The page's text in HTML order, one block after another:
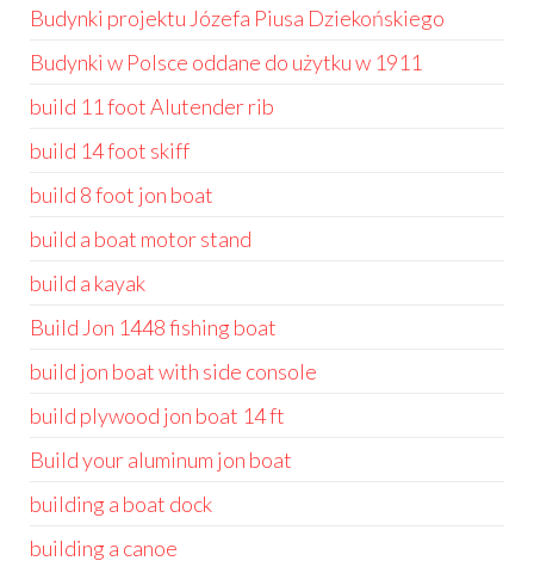
Budynki projektu Józefa Piusa Dziekońskiego
Budynki w Polsce oddane do użytku w 1911
build 11 foot Alutender rib
build 14 foot skiff
build 8 foot jon boat
build a boat motor stand
build a kayak
Build Jon 1448 fishing boat
build jon boat with side console
build plywood jon boat 14 ft
Build your aluminum jon boat
building a boat dock
building a canoe